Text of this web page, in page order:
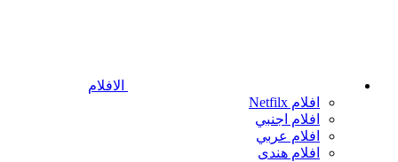
الافلام
افلام Netfilx
افلام اجنبي
افلام عربي
افلام هندى